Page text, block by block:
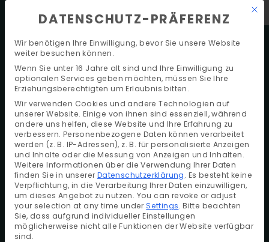
D BOOK A TABLE
KATEGORIE:APARTMENTS
APARTMENT SILBERPFENNIG
Mit
DATENSCHUTZ-PRÄFERENZ
Wir benötigen Ihre Einwilligung, bevor Sie unsere Website
weiter besuchen können.
Wenn Sie unter 16 Jahre alt sind und Ihre Einwilligung zu
optionalen Services geben möchten, müssen Sie Ihre
Erziehungsberechtigten um Erlaubnis bitten.
Wir verwenden Cookies und andere Technologien auf
unserer Website. Einige von ihnen sind essenziell, während
andere uns helfen, diese Website und Ihre Erfahrung zu
verbessern. Personenbezogene Daten können verarbeitet
werden (z. B. IP-Adressen), z. B. für personalisierte Anzeigen
und Inhalte oder die Messung von Anzeigen und Inhalten.
Weitere Informationen über die Verwendung Ihrer Daten
finden Sie in unsererDatenschutzerklärung. Es besteht keine
Verpflichtung, in die Verarbeitung Ihrer Daten einzuwilligen,
um dieses Angebot zu nutzen. You can revoke or adjust
your selection at any time underSettings. Bitte beachten
Sie, dass aufgrund individueller Einstellungen
möglicherweise nicht alle Funktionen der Website verfügbar
sind.